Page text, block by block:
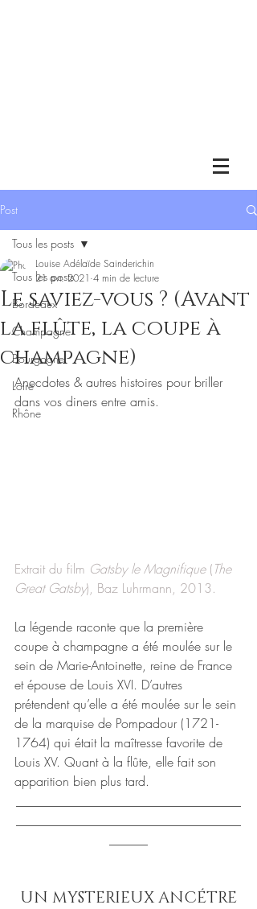
Post
Tous les posts
Bordeaux
Champagne
Bourgogne
Loire
Rhône
Tous les posts
Le saviez-vous ? (Avant
la flûte, la coupe à
champagne)
Louise Adélaïde Sainderichin
21 avr. 2021 4 min de lecture
Anecdotes & autres histoires pour briller
dans vos diners entre amis.
Extrait du film Gatsby le Magnifique (The
Great Gatsby), Baz Luhrmann, 2013.
La légende raconte que la première
coupe à champagne a été moulée sur le
sein de Marie-Antoinette, reine de France
et épouse de Louis XVI. D’autres
prétendent qu’elle a été moulée sur le sein
de la marquise de Pompadour (1721-
1764) qui était la maîtresse favorite de
Louis XV. Quant à la flûte, elle fait son
apparition bien plus tard.
UN MYSTERIEUX ANCÉTRE